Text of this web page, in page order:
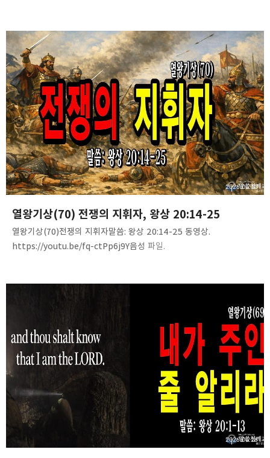
열왕기상(70) 전쟁의 지휘자, 왕상 20:14-25
2026.04.30
열왕기상(70)전쟁의 지휘자말씀: 왕상 20:14-25 동영상.
https://youtu.be/fq-ctPp6j9Y음성 파일.
2026.04.26